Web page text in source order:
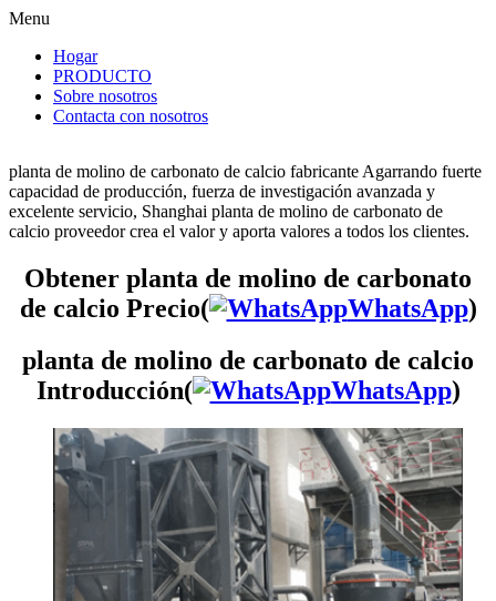
Menu
Hogar
PRODUCTO
Sobre nosotros
Contacta con nosotros
planta de molino de carbonato de calcio fabricante Agarrando fuerte
capacidad de producción, fuerza de investigación avanzada y
excelente servicio, Shanghai planta de molino de carbonato de
calcio proveedor crea el valor y aporta valores a todos los clientes.
Obtener planta de molino de carbonato
de calcio Precio(
WhatsApp)
planta de molino de carbonato de calcio
Introducción(
WhatsApp)